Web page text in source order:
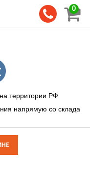
0
территории РФ
напрямую со склада